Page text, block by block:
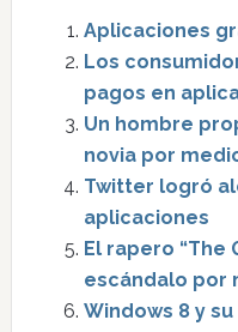
Aplicaciones
Los
pagos en
Un hombre
novia por
Twitter logró
aplicaciones
El rapero “The
escándalo por
Windows 8 y